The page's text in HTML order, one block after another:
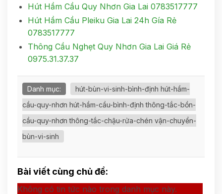
Hút Hầm Cầu Quy Nhơn Gia Lai 0783517777
Hút Hầm Cầu Pleiku Gia Lai 24h Gía Rẻ
0783517777
Thông Cầu Nghẹt Quy Nhơn Gia Lai Giá Rẻ
0975.31.37.37
Danh mục:
hút-bùn-vi-sinh-bình-định hút-hầm-
cầu-quy-nhơn hút-hầm-cầu-bình-định thông-tắc-bồn-
cầu-quy-nhơn thông-tắc-chậu-rửa-chén vận-chuyển-
bùn-vi-sinh
Bài viết cùng chủ đề:
Không có tin tức nào trong danh mục này.